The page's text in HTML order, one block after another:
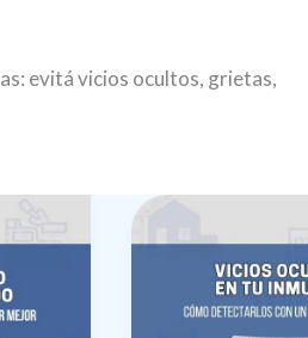
evitá vicios ocultos, grietas,